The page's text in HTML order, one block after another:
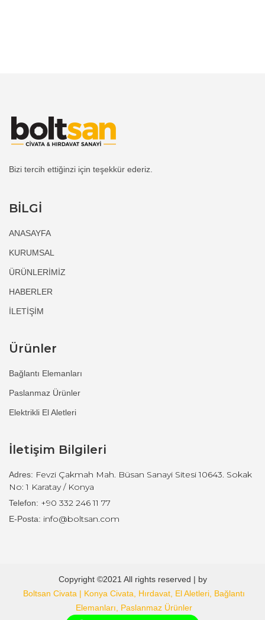
Bizi tercih ettiğinzi için teşekkür ederiz.
BİLGİ
ANASAYFA
KURUMSAL
ÜRÜNLERİMİZ
HABERLER
İLETİŞİM
Ürünler
Bağlantı Elemanları
Paslanmaz Ürünler
Elektrikli El Aletleri
İletişim Bilgileri
Adres: Fevzi Çakmah Mah. Büsan Sanayi Sitesi 10643. Sokak
No: 1 Karatay / Konya
Telefon: +90 332 246 11 77
E-Posta: info@boltsan.com
Copyright ©2021 All rights reserved | by
Boltsan Civata | Konya Civata, Hırdavat, El Aletleri, Bağlantı
Elemanları, Paslanmaz Ürünler